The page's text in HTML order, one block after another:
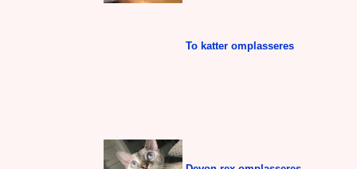
To katter omplasseres